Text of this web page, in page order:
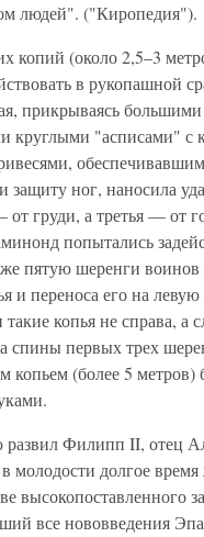
людей". ("Киропедия").
копий (около 2,5–3
в рукопашной
прикрываясь
круглыми "асписами" с
защиту ног, наносила
от груди, а третья — от
попытались
пятую шеренги воинов
и переноса его на левую
копья не справа, а
спины первых трех
копьем (более 5
Филипп II, отец
молодости долгое
высокопоставленного
все нововведения